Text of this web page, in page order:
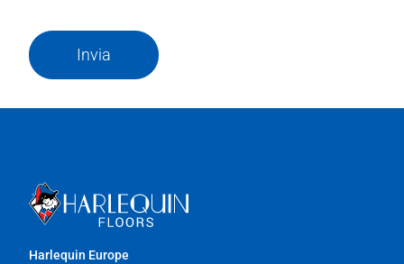
Invia
Harlequin Europe